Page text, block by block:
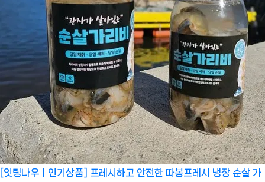
[잇팅나우ㅣ인기상품] 프레시하고 안전한 따봉프레시 냉장 순살 가